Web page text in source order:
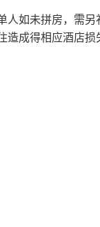
如未拼房，需
造成得相应酒店损